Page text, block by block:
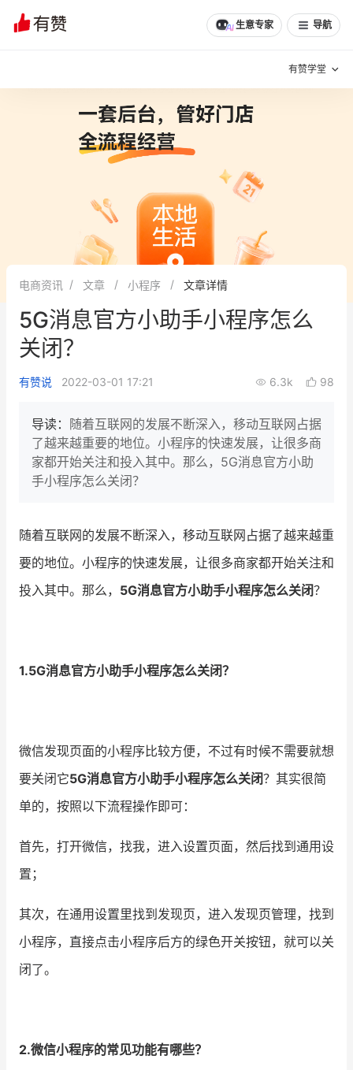
生意专家 导航
有赞学堂
增长方法
有赞专家说
新零售最佳实践
面对面聊增长
新零售大会
增长产品指南
智库
行业洞察
品牌消费观 行业报告
培训课程
增长俱乐部
增长俱乐部 有赞商盟
商家社区 社群交流
合作共进
认证服务商 设计服务商
电商资讯 文章 小程序 文章详情
5G消息官方小助手小程序怎么
关闭？
有赞说 2022-03-01 17:21 6.3k 98
导读： 随着互联网的发展不断深入，移动互联网占据
了越来越重要的地位。小程序的快速发展，让很多商
家都开始关注和投入其中。那么，5G消息官方小助
手小程序怎么关闭？
随着互联网的发展不断深入，移动互联网占据了越来越重
要的地位。小程序的快速发展，让很多商家都开始关注和
投入其中。那么， 5G消息官方小助手小程序怎么关闭？
1.5G消息官方小助手小程序怎么关闭？
微信发现页面的小程序比较方便，不过有时候不需要就想
要关闭它5G消息官方小助手小程序怎么关闭？其实很简
单的，按照以下流程操作即可：
首先，打开微信，找我，进入设置页面，然后找到通用设
置；
其次，在通用设置里找到发现页，进入发现页管理，找到
小程序，直接点击小程序后方的绿色开关按钮，就可以关
闭了。
2.微信小程序的常见功能有哪些？